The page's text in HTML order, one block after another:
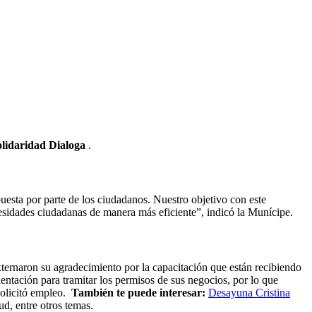
Dialoga .
por parte de los ciudadanos. Nuestro objetivo con este
ciudadanas de manera más eficiente”, indicó la Munícipe.
su agradecimiento por la capacitación que están recibiendo
para tramitar los permisos de sus negocios, por lo que
empleo. También te puede interesar: Desayuna Cristina
entre otros temas.